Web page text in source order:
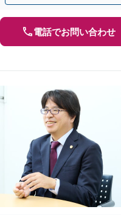
電話でお問い合わせ